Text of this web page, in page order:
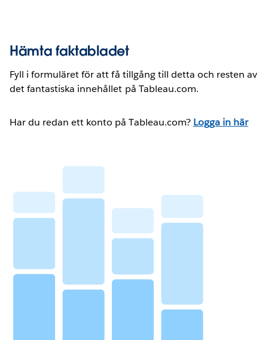
Hämta faktabladet
Fyll i formuläret för att få tillgång till detta och resten av
det fantastiska innehållet på Tableau.com.
Har du redan ett konto på Tableau.com? Logga in här